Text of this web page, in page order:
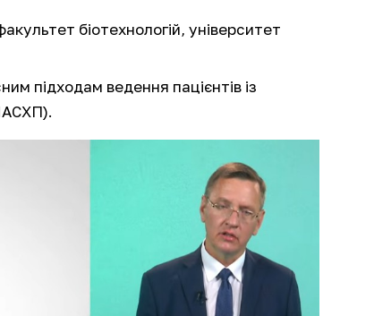
біотехнологій, університет
підходам ведення пацієнтів із